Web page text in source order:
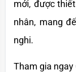
mới, được
nhân, mang
nghi.
Tham gia